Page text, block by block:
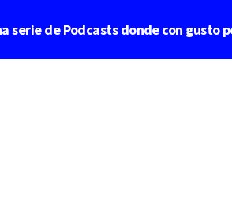
serie de Podcasts donde con gusto